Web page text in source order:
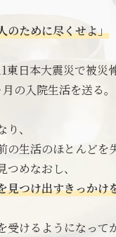
のために尽くせよ」
東日本大震災で被災骨
の入院生活を送る。
、
の生活のほとんどを
めなおし、
見つけ出すきっかけ
けるようになって